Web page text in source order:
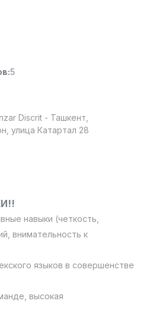
sum
sum/
(Только для
языка по
:5
Discrit - Ташкент,
улица Катартал 28
навыки (четкость,
внимательность к
языков в совершенстве
высокая